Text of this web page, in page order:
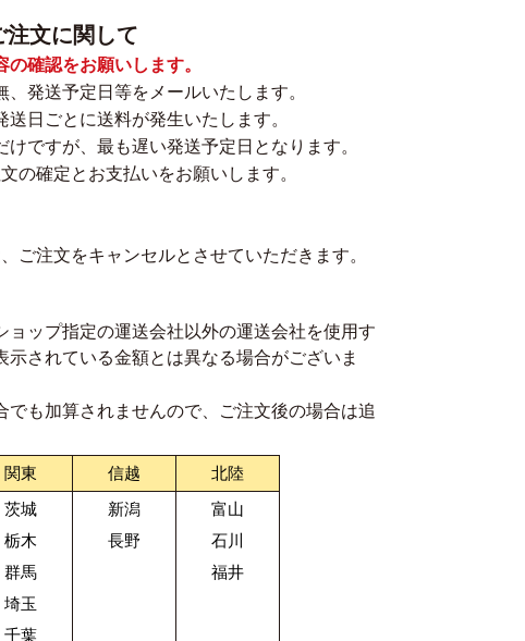
注文に関して
確認をお願いします。
発送予定日等をメールいたします。
日ごとに送料が発生いたします。
ですが、最も遅い発送予定日となります。
の確定とお支払いをお願いします。
ご注文をキャンセルとさせていただきます。
ョップ指定の運送会社以外の運送会社を使用す
されている金額とは異なる場合がございま
も加算されませんので、ご注文後の場合は追
関東 信越 北陸
茨城
栃木
群馬
埼玉
千葉
新潟
長野
富山
石川
福井